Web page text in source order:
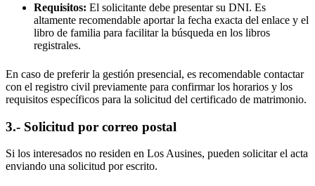
Requisitos: El solicitante debe presentar su DNI. Es
altamente recomendable aportar la fecha exacta del enlace y el
libro de familia para facilitar la búsqueda en los libros
registrales.
En caso de preferir la gestión presencial, es recomendable contactar
con el registro civil previamente para confirmar los horarios y los
requisitos específicos para la solicitud del certificado de matrimonio.
3.- Solicitud por correo postal
Si los interesados no residen en Los Ausines, pueden solicitar el acta
enviando una solicitud por escrito.